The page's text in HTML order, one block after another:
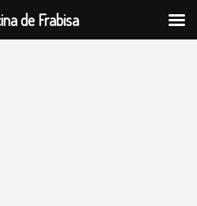
de Frabisa